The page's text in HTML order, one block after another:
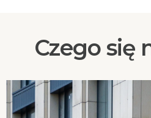
Czego się